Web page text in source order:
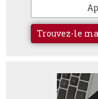
Trouvez-le